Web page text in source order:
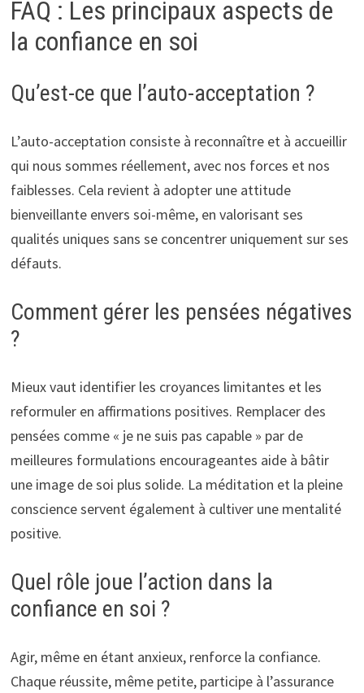
FAQ : Les principaux aspects de
la confiance en soi
Qu’est-ce que l’auto-acceptation ?
L’auto-acceptation consiste à reconnaître et à accueillir
qui nous sommes réellement, avec nos forces et nos
faiblesses. Cela revient à adopter une attitude
bienveillante envers soi-même, en valorisant ses
qualités uniques sans se concentrer uniquement sur ses
défauts.
Comment gérer les pensées négatives
?
Mieux vaut identifier les croyances limitantes et les
reformuler en affirmations positives. Remplacer des
pensées comme « je ne suis pas capable » par de
meilleures formulations encourageantes aide à bâtir
une image de soi plus solide. La méditation et la pleine
conscience servent également à cultiver une mentalité
positive.
Quel rôle joue l’action dans la
confiance en soi ?
Agir, même en étant anxieux, renforce la confiance.
Chaque réussite, même petite, participe à l’assurance